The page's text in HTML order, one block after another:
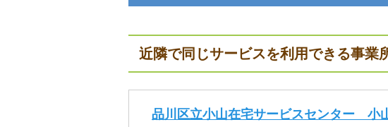
近隣で同じサービスを利用できる事業
品川区立小山在宅サービスセンター 小